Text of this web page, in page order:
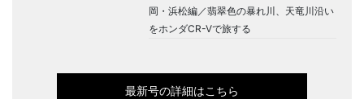
岡・浜松編／翡翠色の暴れ川、天竜川沿い
をホンダCR-Vで旅する
最新号の詳細はこちら